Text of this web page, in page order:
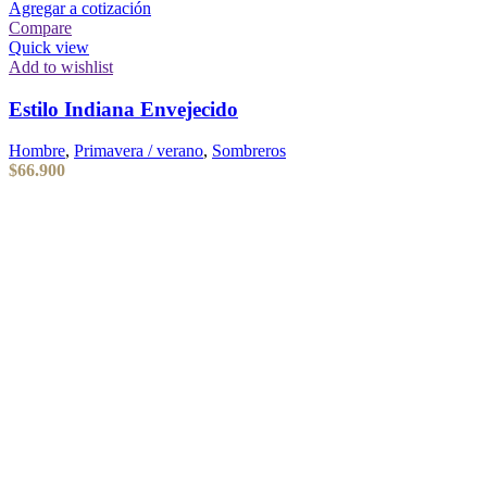
Agregar a cotización
Compare
Quick view
Add to wishlist
Estilo Indiana Envejecido
Hombre, Primavera / verano, Sombreros
$66.900